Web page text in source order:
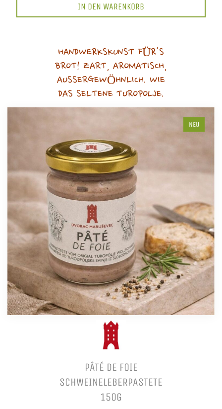
IN DEN WARENKORB
HANDWERKSKUNST FÜR'S
BROT! ZART, AROMATISCH,
AUSSERGEWÖHNLICH. WIE
DAS SELTENE TUROPOLJE.
NEU
PÂTÉ DE FOIE
SCHWEINELEBERPASTETE
150G